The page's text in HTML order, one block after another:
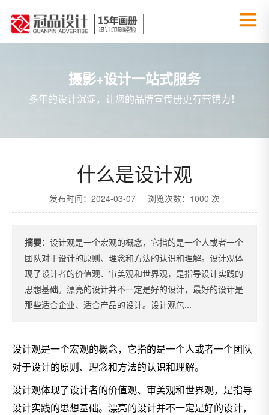
摄影+设计一站式服务
多年的设计沉淀，让您的品牌宣传册更有营销力！
什么是设计观
发布时间：2024-03-07 浏览次数：1000 次
摘要： 设计观是一个宏观的概念，它指的是一个人或者一个
团队对于设计的原则、理念和方法的认识和理解。设计观体
现了设计者的价值观、审美观和世界观，是指导设计实践的
思想基础。漂亮的设计并不一定是好的设计，最好的设计是
那些适合企业、适合产品的设计。设计观包...
设计观是一个宏观的概念，它指的是一个人或者一个团队
对于设计的原则、理念和方法的认识和理解。
设计观体现了设计者的价值观、审美观和世界观，是指导
设计实践的思想基础。漂亮的设计并不一定是好的设计，